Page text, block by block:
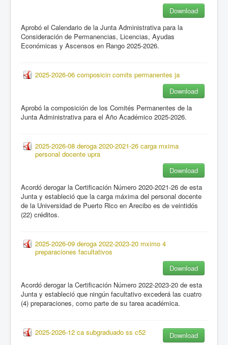
Download
Aprobó el Calendario de la Junta Administrativa para la
Consideración de Permanencias, Licencias, Ayudas
Económicas y Ascensos en Rango 2025-2026.
2025-2026-06 composicin comits permanentes ja
Download
Aprobó la composición de los Comités Permanentes de la
Junta Administrativa para el Año Académico 2025-2026.
2025-2026-08 deroga 2020-2021-26 carga mxima
personal docente upra
Download
Acordó derogar la Certificación Número 2020-2021-26 de esta
Junta y estableció que la carga máxima del personal docente
de la Universidad de Puerto Rico en Arecibo es de veintidós
(22) créditos.
2025-2026-09 deroga 2022-2023-20 mximo 4
preparaciones facultativos
Download
Acordó derogar la Certificación Número 2022-2023-20 de esta
Junta y estableció que ningún facultativo excederá las cuatro
(4) preparaciones, como parte de su tarea académica.
2025-2026-12 ca subgraduado ss c52
Download